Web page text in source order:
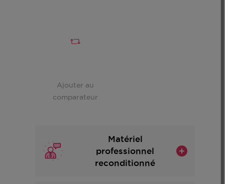
Ajouter au
comparateur
Matériel
professionnel
reconditionné